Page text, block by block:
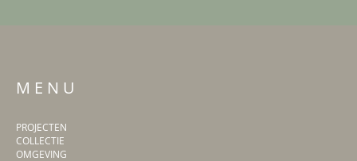
M E N U
PROJECTEN
COLLECTIE
OMGEVING